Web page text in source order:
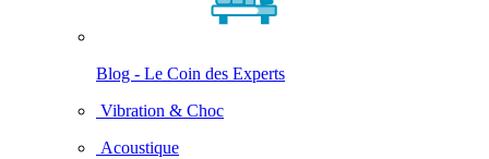
Blog - Le Coin des Experts
Vibration & Choc
Acoustique